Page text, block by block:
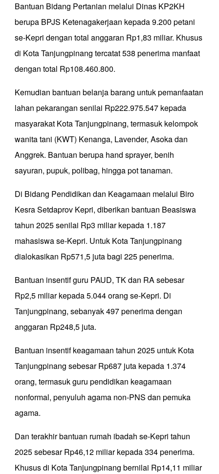
Bantuan Bidang Pertanian melalui Dinas KP2KH
berupa BPJS Ketenagakerjaan kepada 9.200 petani
se-Kepri dengan total anggaran Rp1,83 miliar. Khusus
di Kota Tanjungpinang tercatat 538 penerima manfaat
dengan total Rp108.460.800.
Kemudian bantuan belanja barang untuk pemanfaatan
lahan pekarangan senilai Rp222.975.547 kepada
masyarakat Kota Tanjungpinang, termasuk kelompok
wanita tani (KWT) Kenanga, Lavender, Asoka dan
Anggrek. Bantuan berupa hand sprayer, benih
sayuran, pupuk, polibag, hingga pot tanaman.
Di Bidang Pendidikan dan Keagamaan melalui Biro
Kesra Setdaprov Kepri, diberikan bantuan Beasiswa
tahun 2025 senilai Rp3 miliar kepada 1.187
mahasiswa se-Kepri. Untuk Kota Tanjungpinang
dialokasikan Rp571,5 juta bagi 225 penerima.
Bantuan insentif guru PAUD, TK dan RA sebesar
Rp2,5 miliar kepada 5.044 orang se-Kepri. Di
Tanjungpinang, sebanyak 497 penerima dengan
anggaran Rp248,5 juta.
Bantuan insentif keagamaan tahun 2025 untuk Kota
Tanjungpinang sebesar Rp687 juta kepada 1.374
orang, termasuk guru pendidikan keagamaan
nonformal, penyuluh agama non-PNS dan pemuka
agama.
Dan terakhir bantuan rumah ibadah se-Kepri tahun
2025 sebesar Rp46,12 miliar kepada 334 penerima.
Khusus di Kota Tanjungpinang bernilai Rp14,11 miliar